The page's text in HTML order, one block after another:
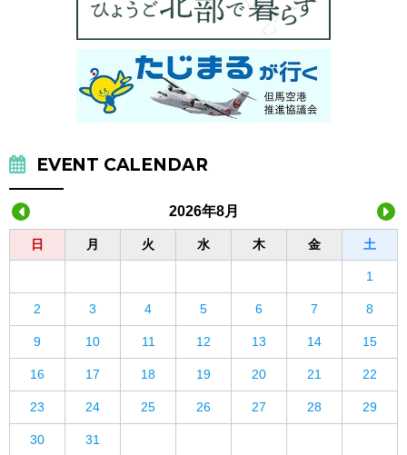
EVENT CALENDAR
2026年8月
日 月 火 水 木 金 土
1
2 3 4 5 6 7 8
9 10 11 12 13 14 15
16 17 18 19 20 21 22
23 24 25 26 27 28 29
30 31